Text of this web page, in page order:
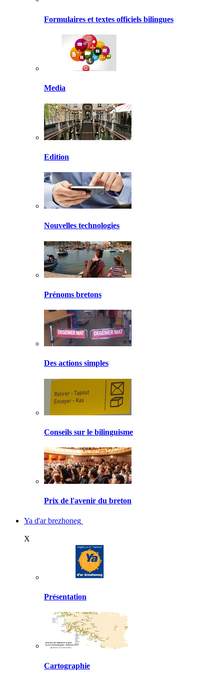
Formulaires et textes officiels bilingues
Media
Edition
Nouvelles technologies
Prénoms bretons
Des actions simples
Conseils sur le bilinguisme
Prix de l'avenir du breton
Ya d'ar brezhoneg
X
Présentation
Cartographie